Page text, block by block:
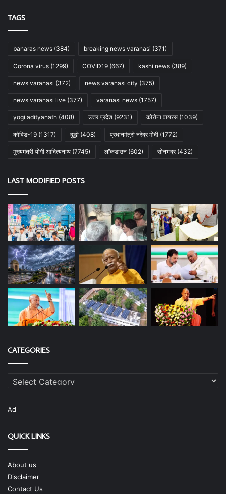
TAGS
banaras news (384) breaking news varanasi (371)
Corona virus (1299) COVID19 (667) kashi news (389)
news varanasi (372) news varanasi city (375)
news varanasi live (377) varanasi news (1757)
yogi adityanath (408) उत्तर प्रदेश (9231) कोरोना वायरस (1039)
कोविड-19 (1317) दुद्धी (408) प्रधानमंत्री नरेंद्र मोदी (1772)
मुख्यमंत्री योगी आदित्यनाथ (7745) लॉकडाउन (602) सोनभद्र(432)
LAST MODIFIED POSTS
CATEGORIES
Categories
Ad
QUICK LINKS
About us
Disclaimer
Contact Us